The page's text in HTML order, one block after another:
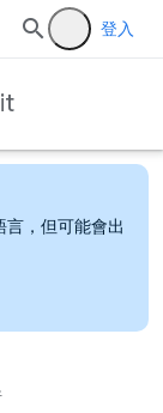
登入
言，但可能會出